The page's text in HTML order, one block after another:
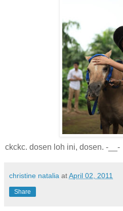
ckckc. dosen loh ini, dosen. -__-
christine natalia atApril 02, 2011
Share